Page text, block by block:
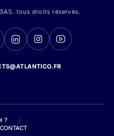
tous droits réservés.
?
/
CONTACT